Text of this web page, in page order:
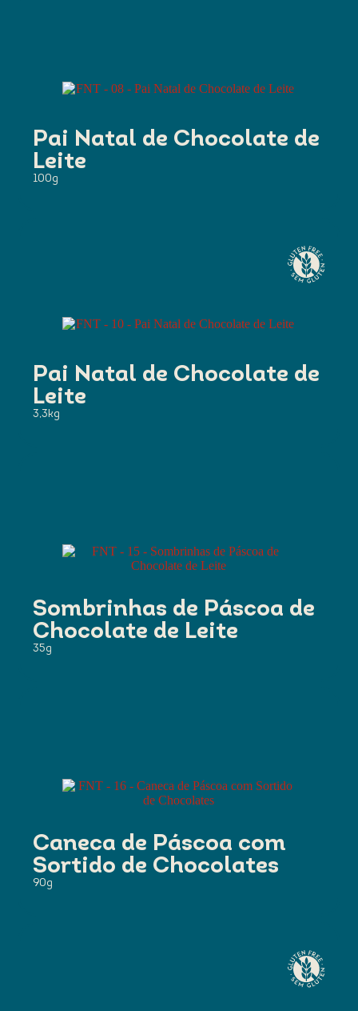
Pai Natal de Chocolate de
Leite
100g
Pai Natal de Chocolate de
Leite
3,3kg
Sombrinhas de Páscoa de
Chocolate de Leite
35g
Caneca de Páscoa com
Sortido de Chocolates
90g